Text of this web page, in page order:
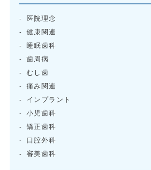
医院理念
健康関連
睡眠歯科
歯周病
むし歯
痛み関連
インプラント
小児歯科
矯正歯科
口腔外科
審美歯科